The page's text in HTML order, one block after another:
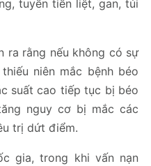
tuyến tiền liệt, gan, túi
ra rằng nếu không có sự
niên mắc bệnh béo
suất cao tiếp tục bị béo
nguy cơ bị mắc các
trị dứt điểm.
gia, trong khi vấn nạn